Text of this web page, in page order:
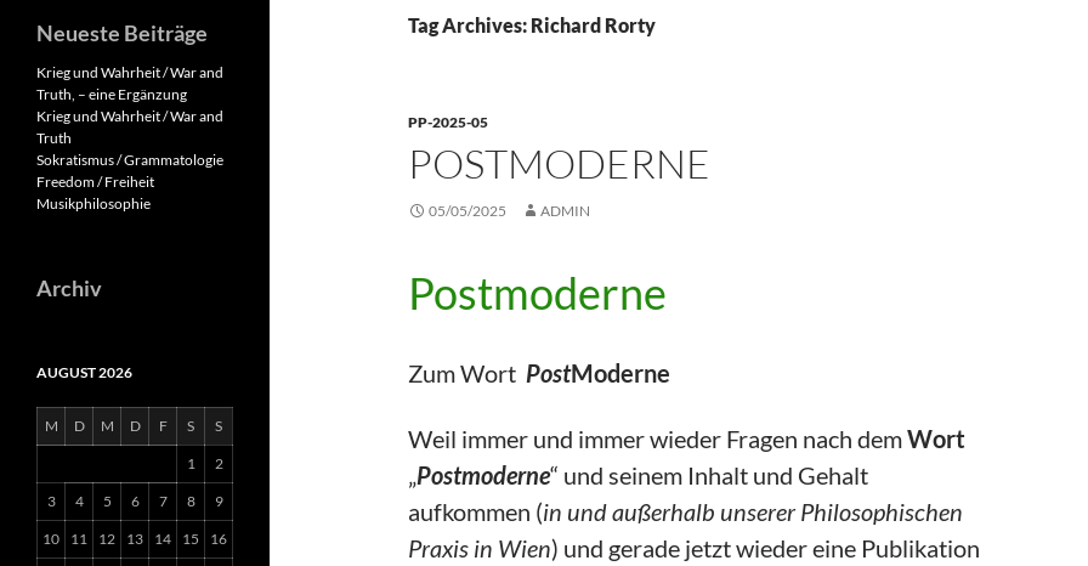
Tag Archives: Richard Rorty
PP-2025-05
POSTMODERNE
05/05/2025 ADMIN
Postmoderne
Zum Wort PostModerne
Weil immer und immer wieder Fragen nach demWort
„Postmoderne“ und seinem Inhalt und Gehalt
aufkommen (in und außerhalb unserer Philosophischen
Praxis in Wien) und gerade jetzt wieder eine Publikation
Neueste Beiträge
Krieg und Wahrheit / War and
Truth, – eine Ergänzung
Krieg und Wahrheit / War and
Truth
Sokratismus / Grammatologie
Freedom / Freiheit
Musikphilosophie
Archiv
AUGUST 2026
M D M D F S S
1 2
3 4 5 6 7 8 9
10 11 12 13 14 15 16